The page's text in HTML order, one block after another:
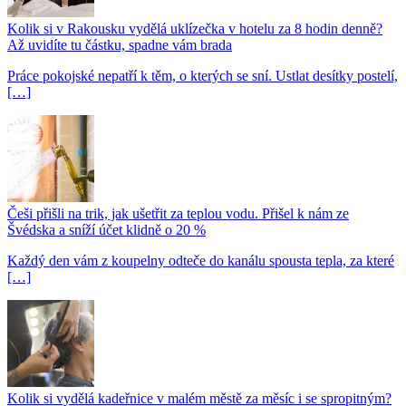
Kolik si v Rakousku vydělá uklízečka v hotelu za 8 hodin denně?
Až uvidíte tu částku, spadne vám brada
Práce pokojské nepatří k těm, o kterých se sní. Ustlat desítky postelí,
[…]
Češi přišli na trik, jak ušetřit za teplou vodu. Přišel k nám ze
Švédska a sníží účet klidně o 20 %
Každý den vám z koupelny odteče do kanálu spousta tepla, za které
[…]
Kolik si vydělá kadeřnice v malém městě za měsíc i se spropitným?